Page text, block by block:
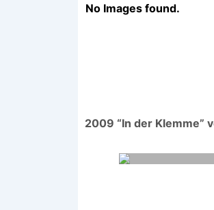
No Images found.
2009 “In der Klemme”